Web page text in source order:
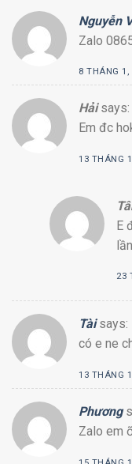
Nguyễn
Zalo
8 THÁNG 1,
Hải says:
Em đc
13 THÁNG
E
23
Tài says:
có e ne
13 THÁNG
Phương
Zalo em